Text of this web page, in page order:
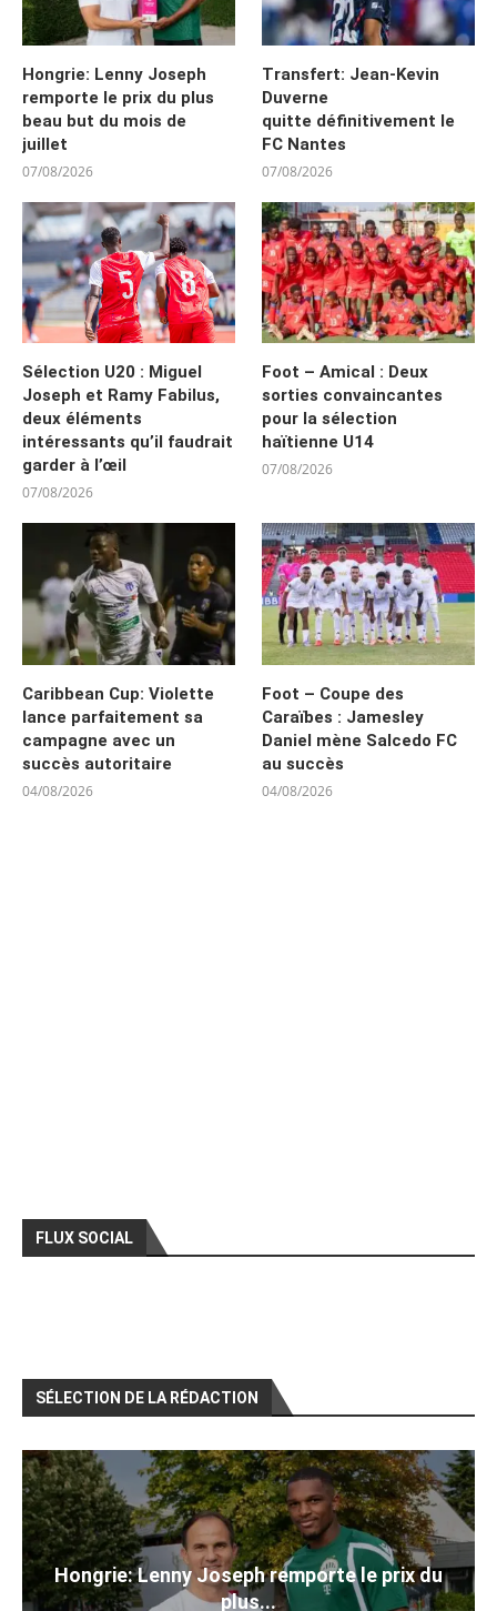
Hongrie: Lenny Joseph
remporte le prix du plus
beau but du mois de
juillet
07/08/2026
Transfert: Jean-Kevin
Duverne
quitte définitivement le
FC Nantes
07/08/2026
Sélection U20 : Miguel
Joseph et Ramy Fabilus,
deux éléments
intéressants qu’il faudrait
garder à l’œil
07/08/2026
Foot – Amical : Deux
sorties convaincantes
pour la sélection
haïtienne U14
07/08/2026
Caribbean Cup: Violette
lance parfaitement sa
campagne avec un
succès autoritaire
04/08/2026
Foot – Coupe des
Caraïbes : Jamesley
Daniel mène Salcedo FC
au succès
04/08/2026
FLUX SOCIAL
SÉLECTION DE LA RÉDACTION
Hongrie: Lenny Joseph remporte le prix du
plus...